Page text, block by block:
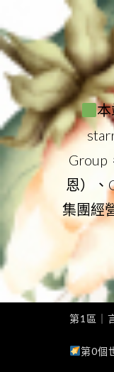
to
content
Group
恩）、
集團經
第1區｜
第0個